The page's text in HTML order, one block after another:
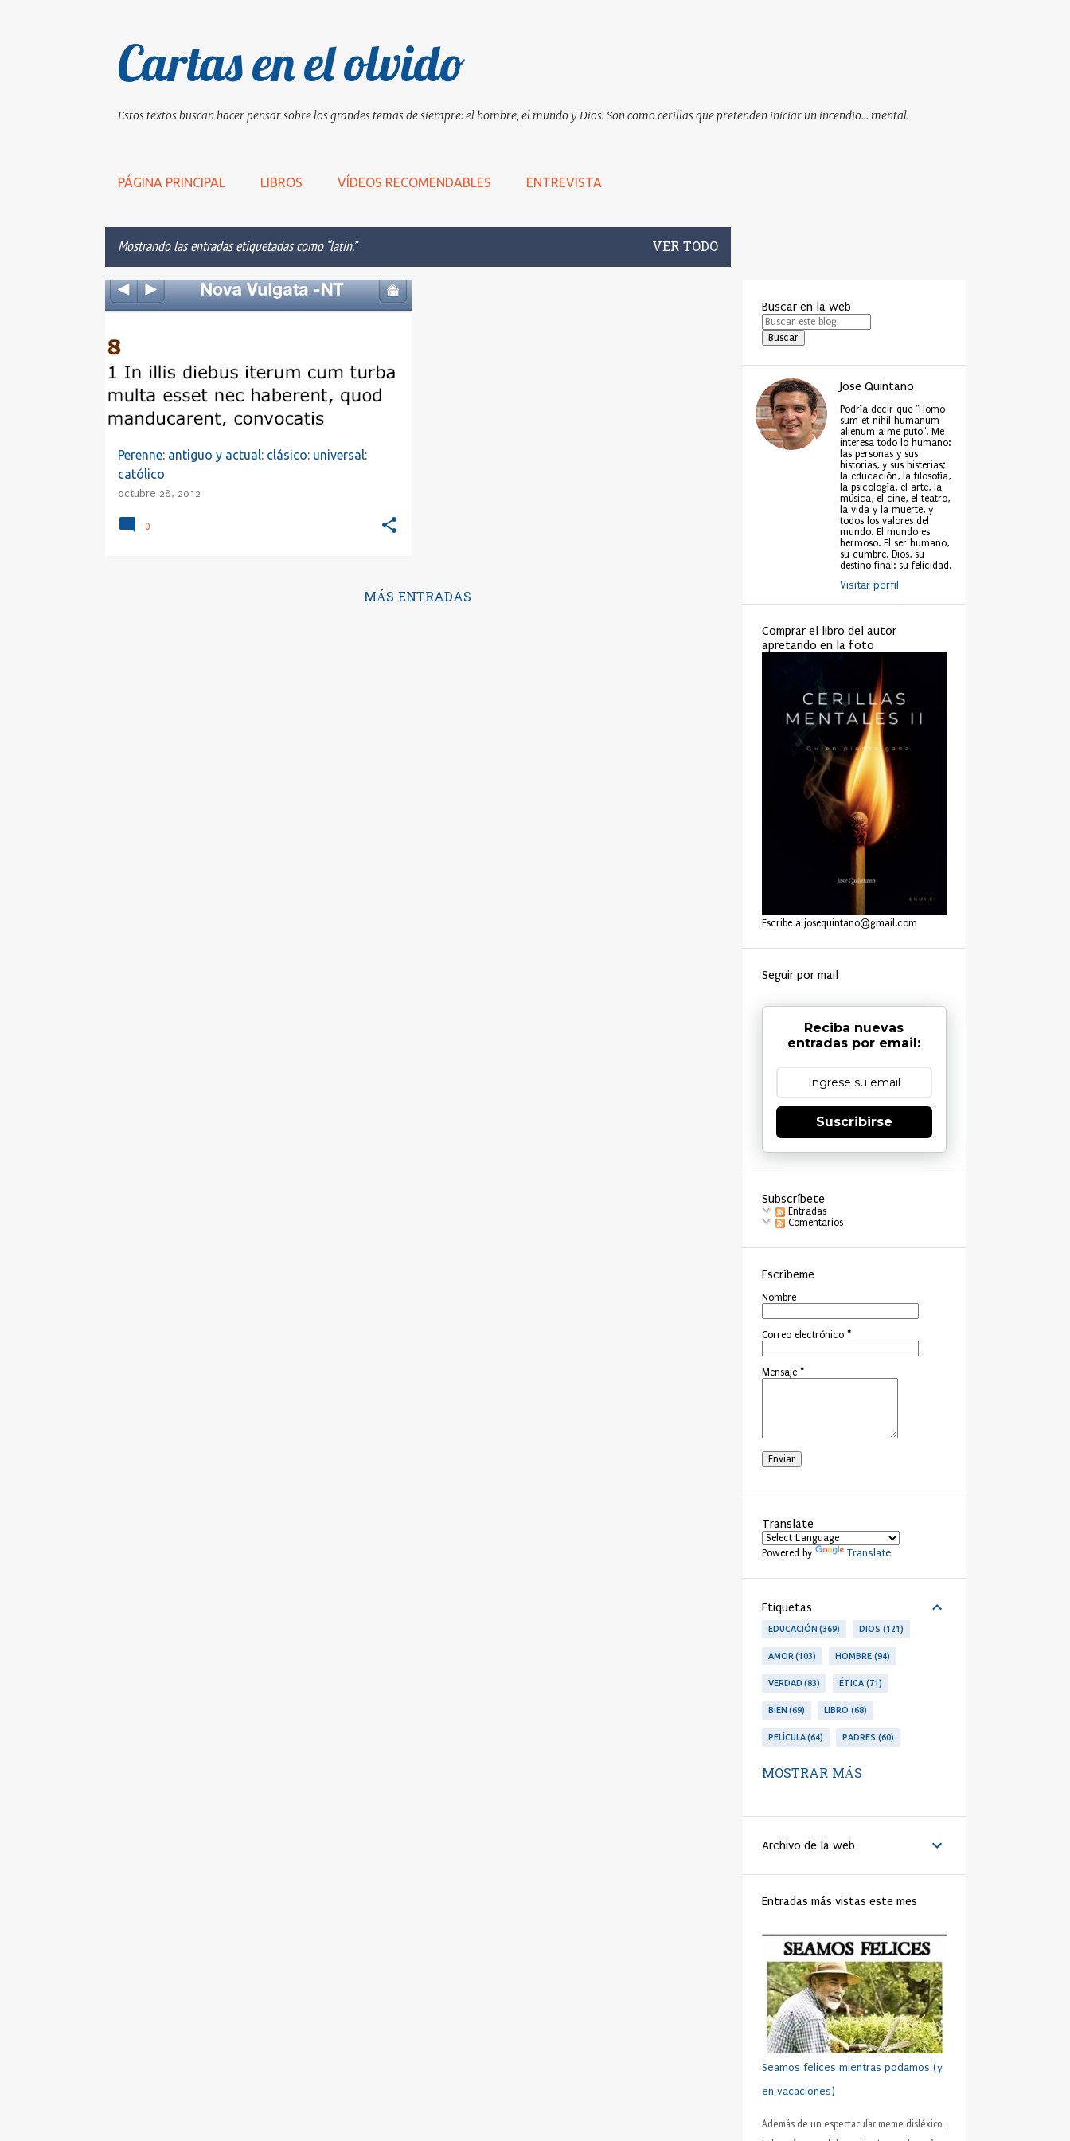
Cartas en el olvido
Estos textos buscan hacer pensar sobre los grandes temas de siempre: el hombre, el mundo y Dios. Son como cerillas que pretenden iniciar un incendio... mental.
PÁGINA PRINCIPAL LIBROS VÍDEOS RECOMENDABLES ENTREVISTA
Mostrando las entradas etiquetadas como latín. VER TODO
E
t
r
a
d
a
s
Perenne: antiguo y actual: clásico: universal:
católico
octubre 28, 2012
ACTUAL CATÓLICO CLÁSICO IGLESIA +3
0
MÁS ENTRADAS
Buscar en la web
Jose Quintano
Podría decir que "Homo
sum et nihil humanum
alienum a me puto". Me
interesa todo lo humano:
las personas y sus
historias, y sus histerias;
la educación, la filosofía,
la psicología, el arte, la
música, el cine, el teatro,
la vida y la muerte, y
todos los valores del
mundo. El mundo es
hermoso. El ser humano,
su cumbre. Dios, su
destino final: su felicidad.
Visitar perfil
Comprar el libro del autor
apretando en la foto
Escribe a josequintano@gmail.com
Seguir por mail
Reciba nuevas
entradas por email:
Suscribirse
Subscríbete
Entradas
Comentarios
Escríbeme
Nombre
Correo electrónico *
Mensaje *
Translate
Powered by Translate
Etiquetas
EDUCACIÓN 369 DIOS 121
AMOR 103 HOMBRE 94
VERDAD 83 ÉTICA 71
BIEN 69 LIBRO 68
PELÍCULA 64 PADRES 60
PERSONA
BENEDICTO XVI 44
MATRIMONIO 44
RELIGIÓN 41 FAMILIA 40
TRABAJO 40 JÓVENES 39
IGLESIA 37 MORAL 37
SHAKESPEARE 35 DINERO 35
CRISTIANISMO 34 HUMANO 34
PRUDENCIA 34 METÁFORA 33
32 ADOLESCENTE 31
HOMBRES 31
MOSTRAR MÁS
Archivo de la web
Entradas más vistas este mes
Seamos felices mientras podamos (y
en vacaciones)
Además de un espectacular meme disléxico,